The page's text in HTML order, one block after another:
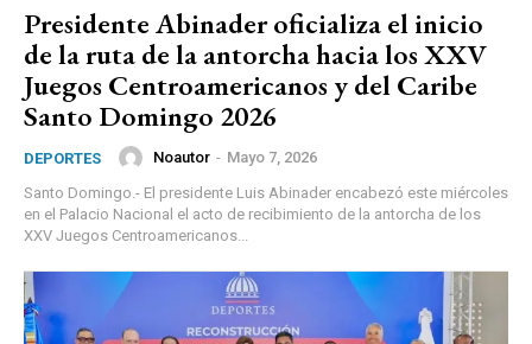
Presidente Abinader oficializa el inicio
de la ruta de la antorcha hacia los XXV
Juegos Centroamericanos y del Caribe
Santo Domingo 2026
DEPORTES Noautor - Mayo 7, 2026
Santo Domingo.- El presidente Luis Abinader encabezó este miércoles
en el Palacio Nacional el acto de recibimiento de la antorcha de los
XXV Juegos Centroamericanos...